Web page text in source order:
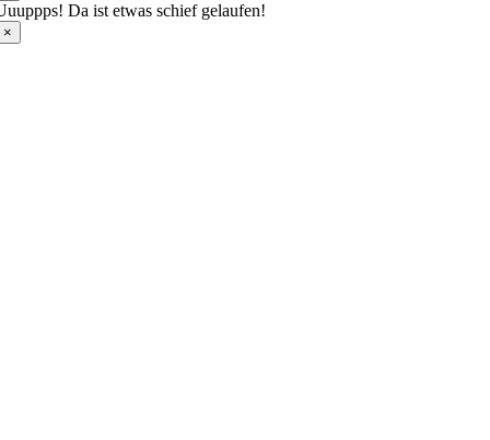
Da ist etwas schief gelaufen!
×